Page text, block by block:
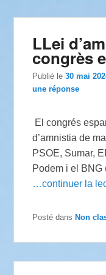
LLei
congrès
Publié le30 mai
une réponse
El congrés
d’amnistia de
PSOE, Sumar,
Podem i el BNG
…continuer la
Posté dans Non